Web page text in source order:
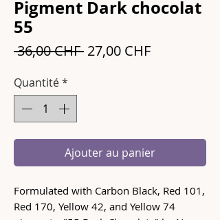
Pigment Dark chocolat
55
36,00 CHF Prix
27,00 CHFPrix
Quantité*
Ajouter au panier
Formulated with Carbon Black, Red 101,
Red 170, Yellow 42, and Yellow 74